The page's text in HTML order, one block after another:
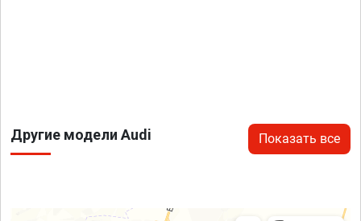
Другие модели Audi Показать все